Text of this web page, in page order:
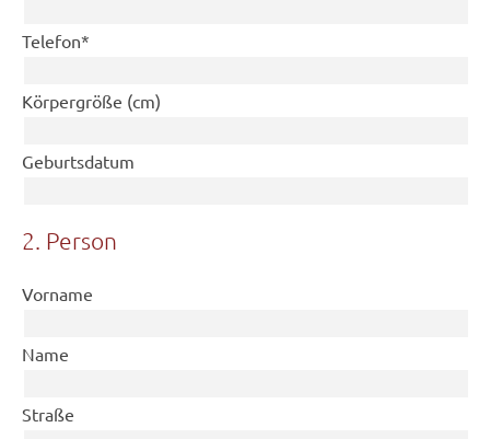
Pflichtfeld
Telefon*
Körpergröße (cm)
Geburtsdatum
2. Person
Vorname
Name
Straße